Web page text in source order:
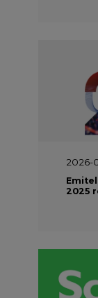
2026-
2025